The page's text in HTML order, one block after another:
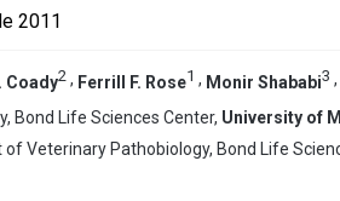
2011
Coady2 , Ferrill F. Rose1 , Monir Shababi3 ,
Bond Life Sciences Center, University of
Veterinary Pathobiology, Bond Life